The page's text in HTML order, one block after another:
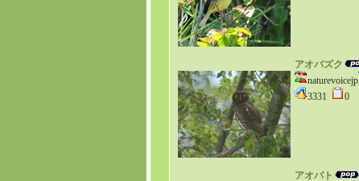
アオバズク
naturevoicejp
3331
0
アオバト